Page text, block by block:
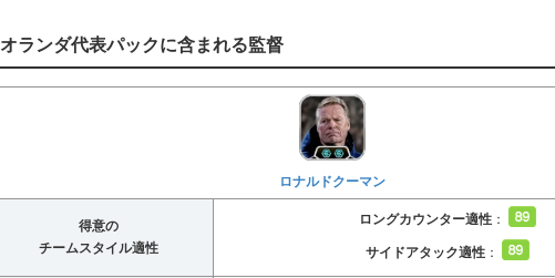
オランダ代表パックに含まれる監督
ロナルドクーマン
得意の
チームスタイル適性
ロングカウンター適性 ：
サイドアタック適性 ：